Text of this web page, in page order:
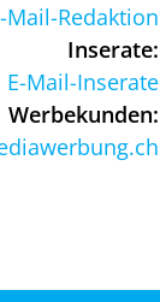
Mail-Redaktion
Inserate:
E-Mail-Inserate
Werbekunden: